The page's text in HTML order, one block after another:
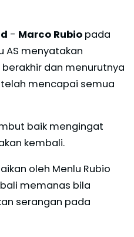
- Marco Rubio pada
AS menyatakan
dan menurutnya
mencapai semua
baik mengingat
kembali.
oleh Menlu Rubio
memanas bila
serangan pada